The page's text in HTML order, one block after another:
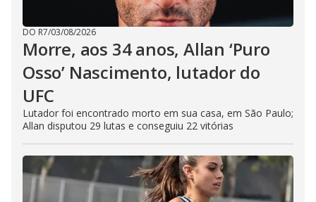
DO R7/03/08/2026
Morre, aos 34 anos, Allan ‘Puro
Osso’ Nascimento, lutador do
UFC
Lutador foi encontrado morto em sua casa, em São Paulo;
Allan disputou 29 lutas e conseguiu 22 vitórias